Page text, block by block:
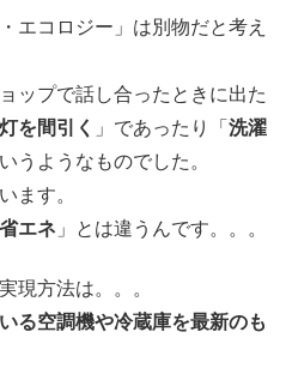
エコロジー」は別物だと考え
ップで話し合ったときに出た
を間引く 」であったり「 洗濯
うようなものでした。
ます。
省エネ 」とは違うんです。。。
現方法は。。。
る空調機や冷蔵庫を最新のも